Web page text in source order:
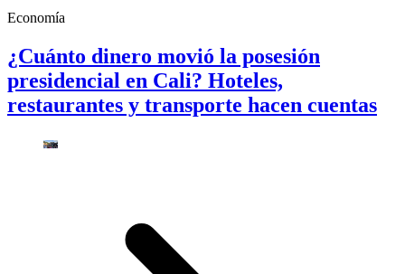
Economía
¿Cuánto dinero movió la posesión
presidencial en Cali? Hoteles,
restaurantes y transporte hacen cuentas